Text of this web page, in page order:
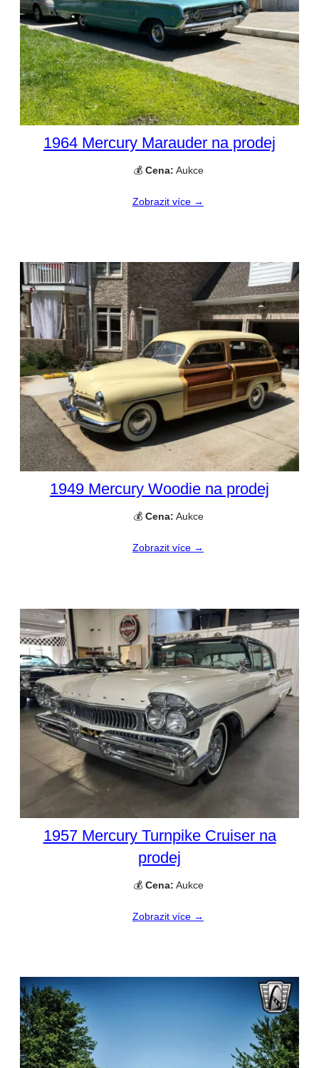
1964 Mercury Marauder na prodej
💰 Cena: Aukce
Zobrazit více →
1949 Mercury Woodie na prodej
💰 Cena: Aukce
Zobrazit více →
1957 Mercury Turnpike Cruiser na
prodej
💰 Cena: Aukce
Zobrazit více →